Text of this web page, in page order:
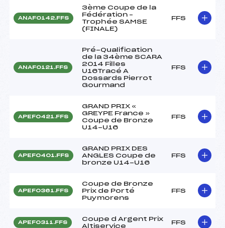
ANAF0142.FFS
3ème Coupe de la
Fédération –
Trophée SAMSE
(FINALE)
FFS
ANAF0121.FFS
Pré-Qualification
de la 34ème SCARA
2014 Filles
U16Tracé A
Dossards Pierrot
Gourmand
FFS
APEF0421.FFS
GRAND PRIX «
GREYPE France »
Coupe de Bronze
U14-U16
FFS
APEF0401.FFS
GRAND PRIX DES
ANGLES Coupe de
bronze U14-U16
FFS
APEF0361.FFS
Coupe de Bronze
Prix de Porté
Puymorens
FFS
APEF0311.FFS
Coupe d Argent Prix
Altiservice
FFS